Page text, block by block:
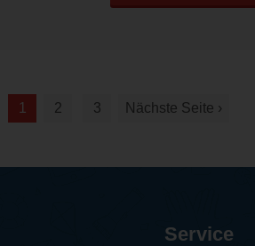
1 2 3 Nächste Seite ›
Service